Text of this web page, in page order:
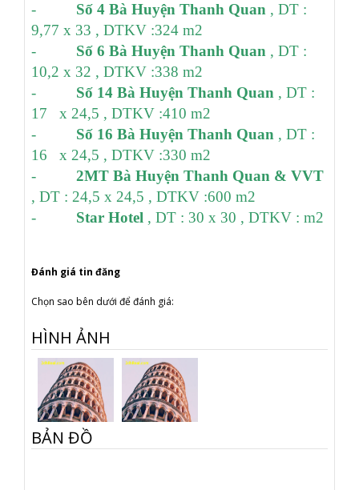
- Số 4 Bà Huyện Thanh Quan , DT :
9,77 x 33 , DTKV :324 m2
- Số 6 Bà Huyện Thanh Quan , DT :
10,2 x 32 , DTKV :338 m2
- Số 14 Bà Huyện Thanh Quan , DT :
17 x 24,5 , DTKV :410 m2
- Số 16 Bà Huyện Thanh Quan , DT :
16 x 24,5 , DTKV :330 m2
- 2MT Bà Huyện Thanh Quan & VVT
, DT : 24,5 x 24,5 , DTKV :600 m2
- Star Hotel , DT : 30 x 30 , DTKV : m2
Đánh giá tin đăng
Chọn sao bên dưới để đánh giá:
HÌNH ẢNH
BẢN ĐỒ